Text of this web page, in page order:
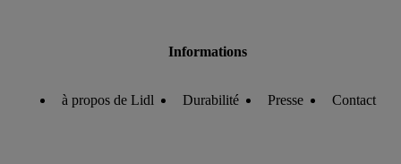
Informations
à propos de Lidl Durabilité Presse Contact